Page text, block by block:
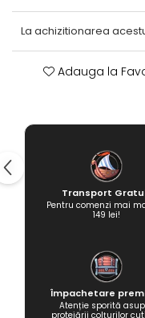
La achizitionarea
Adauga la
Transport
Pentru comenzi mai
149 lei!
Împachetare
Atenție sporită
protejării colțurilor